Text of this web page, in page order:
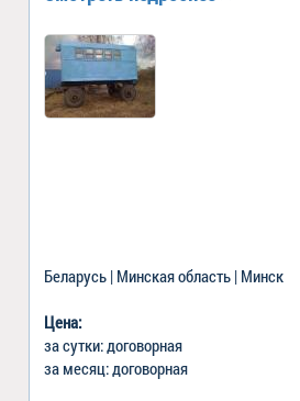
Беларусь | Минская область | Минск
Цена:
за сутки: договорная
за месяц: договорная